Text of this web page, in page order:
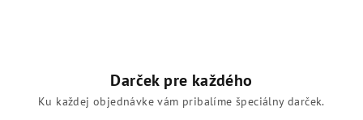
Darček pre každého
Ku každej objednávke vám pribalíme špeciálny darček.